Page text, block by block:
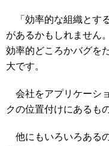
「効率的な組織とす
があるかもしれません
効率的どころかバグを
大です。
会社をアプリケーシ
クの位置付けにあるも
他にもいろいろある